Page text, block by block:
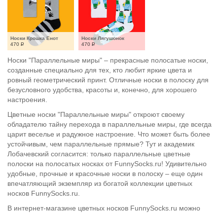
Носки Крошка Енот
470 Р
Носки Лягушонок
470 Р
Носки "Параллельные миры" – прекрасные полосатые носки,
созданные специально для тех, кто любит яркие цвета и
ровный геометрический принт. Отличные носки в полоску для
безусловного удобства, красоты и, конечно, для хорошего
настроения.
Цветные носки "Параллельные миры" откроют своему
обладателю тайну перехода в параллельные миры, где всегда
царит веселье и радужное настроение. Что может быть более
устойчивым, чем параллельные прямые? Тут и академик
Лобачевский согласится: только параллельные цветные
полоски на полосатых носках от FunnySocks.ru! Удивительно
удобные, прочные и красочные носки в полоску – еще один
впечатляющий экземпляр из богатой коллекции цветных
носков FunnySocks.ru.
В интернет-магазине цветных носков FunnySocks.ru можно